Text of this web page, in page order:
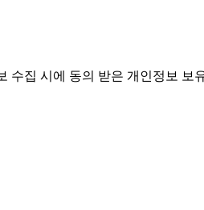
집 시에 동의 받은 개인정보 보